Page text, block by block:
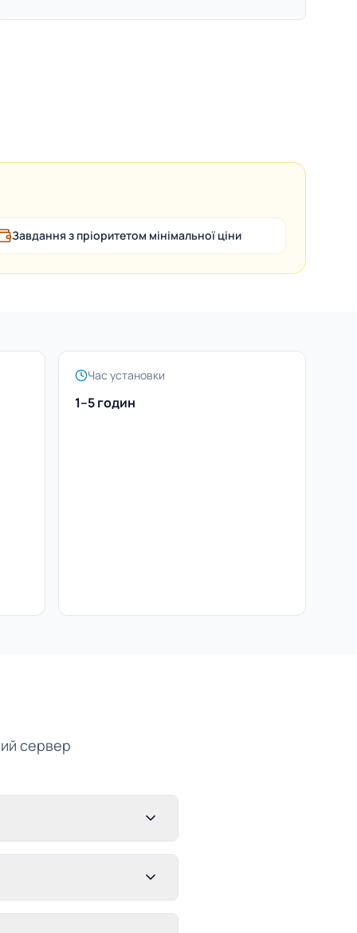
Завдання з пріоритетом мінімальної ціни
Час установки
1–5 годин
сервер